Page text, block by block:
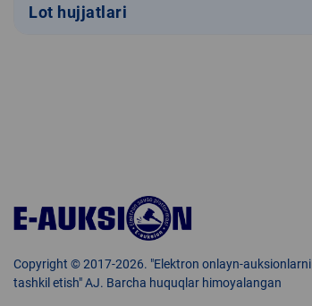
Lot hujjatlari
Copyright © 2017-2026. "Elektron onlayn-auksionlarni
tashkil etish" AJ. Barcha huquqlar himoyalangan